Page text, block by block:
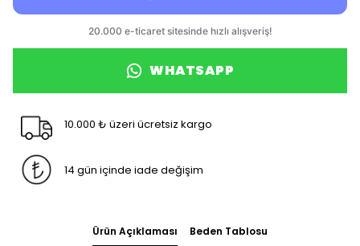
WHATSAPP
10.000 ₺ üzeri ücretsiz kargo
14 gün içinde iade değişim
Ürün Açıklaması Beden Tablosu